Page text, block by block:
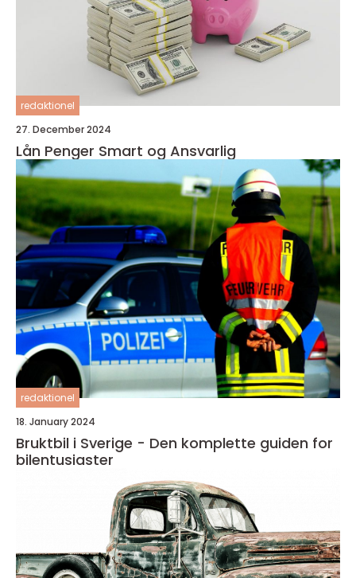
redaktionel
27. December 2024
Lån Penger Smart og Ansvarlig
redaktionel
18. January 2024
Bruktbil i Sverige - Den komplette guiden for
bilentusiaster